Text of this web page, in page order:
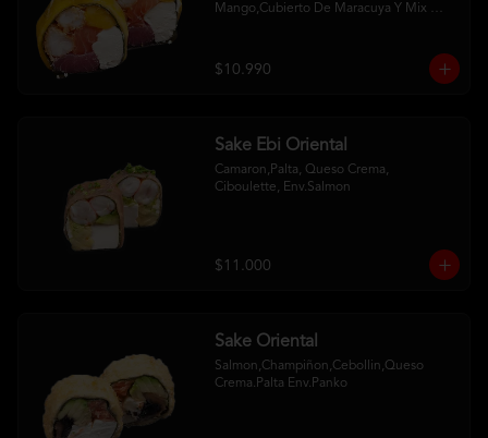
Mango,Cubierto De Maracuya Y Mix
$10.990
Sake Ebi Oriental
Camaron,Palta, Queso Crema,
Ciboulette, Env.Salmon
$11.000
Sake Oriental
Salmon,Champiñon,Cebollin,Queso
Crema.Palta Env.Panko